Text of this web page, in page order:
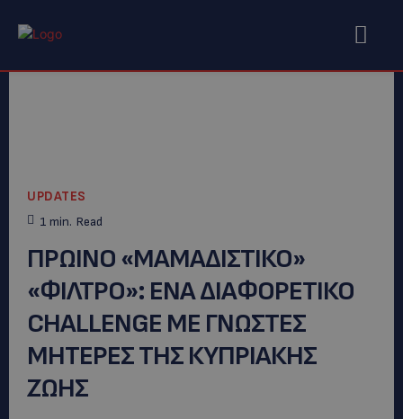
UPDATES
1 min. Read
ΠΡΩΙΝΟ «ΜΑΜΑΔΙΣΤΙΚΟ»
«ΦΙΛΤΡΟ»: ENA ΔΙΑΦΟΡΕΤΙΚΟ
CHALLENGE ME ΓΝΩΣΤΕΣ
ΜΗΤΕΡΕΣ ΤΗΣ ΚΥΠΡΙΑΚΗΣ
ΖΩΗΣ